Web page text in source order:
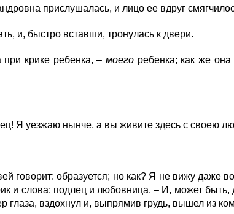
прислушалась, и лицо ее вдруг
и, быстро вставши, тронулась к двери.
крике ребенка, – моего ребенка; как же
Я уезжаю нынче, а вы живите здесь с своею
говорит: образуется; но как? Я не вижу даже
и слова: подлец и любовница. – И, может
глаза, вздохнул и, выпрямив грудь, вышел из